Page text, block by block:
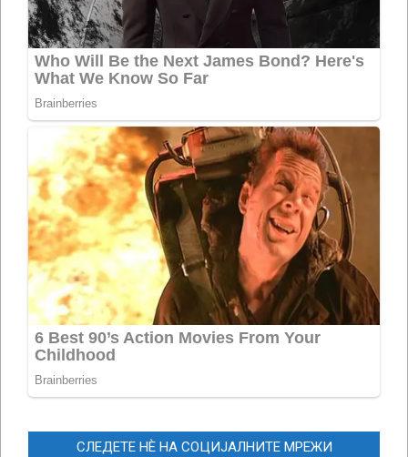
СЛЕДЕТЕ НЀ НА СОЦИЈАЛНИТЕ МРЕЖИ